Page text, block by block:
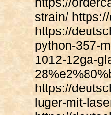
strain/
https://
python-357-
1012-12ga-
https://
luger-mit-